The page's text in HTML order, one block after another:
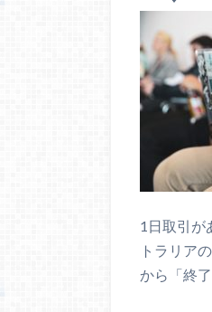
1日取引が
トラリア
から「終